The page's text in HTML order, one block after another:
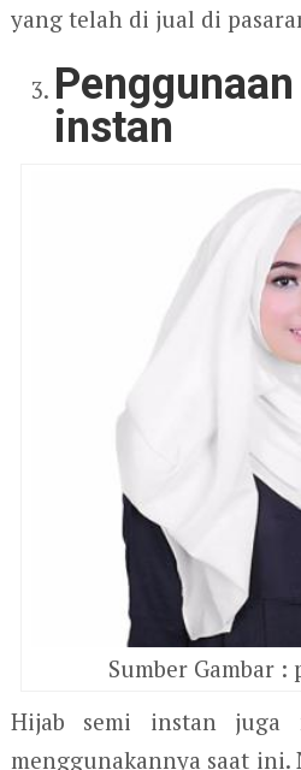
yang telah di jual di
instan
Sumber Gambar :
Hijab semi instan juga
menggunakannya saat